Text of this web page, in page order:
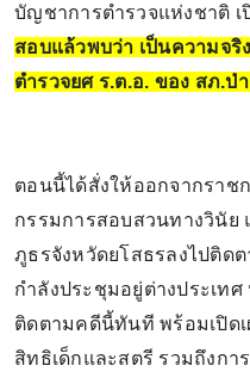
บัญชาการตำรวจแห่งชาติ เ
สอบแล้วพบว่า เป็นความจริ
ตำรวจยศ ร.ต.อ. ของ สภ.ป่
ตอนนี้ได้สั่งให้ออกจากราช
กรรมการสอบสวนทางวินัย
ภูธรจังหวัดยโสธรลงไปติดต
กำลังประชุมอยู่ต่างประเท
ติดตามคดีนี้ทันที พร้อมเปิดเ
สิทธิเด็กและสตรี รวมถึงกา